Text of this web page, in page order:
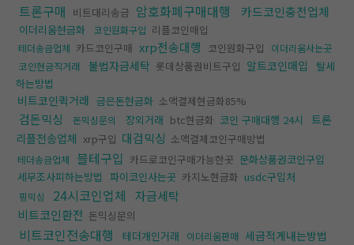
트론구매 비트대리송금 암호화폐구매대행 카드코인충전업체
이더리움현금화 코인원화구입 리플코인매입
테더송금업체 카드코인구매 xrp전송대행 코인원화구입
이더리움사는곳
코인현금직거래
불법자금세탁 롯데상품권비트구입 알트코인매입
탈세
하는방법
비트코인퀵거래 금은돈현금화 소액결제현금화85%
검돈믹싱 돈믹싱문의 장외거래 btc현금화 코인 구매대행 24시
트론
리플전송업체 xrp구입 대검믹싱 소액결제코인구매방법
테더송금업체 블테구입 카드로코인구매가능한곳 문화상품권코인구입
세무조사피하는방법 파이코인사는곳 카지노현금화 usdc구입처
핑믹싱 24시코인업체
자금세탁
비트코인환전 돈믹싱문의
비트코인전송대행 테더개인거래 이더리움판매 세금적게내는방법